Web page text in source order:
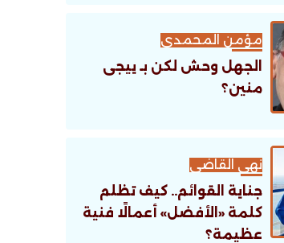
مؤمن المحمدى
الجهل وحش لكن بـ ييجى
منين؟
نهى القاضى
جناية القوائم.. كيف تظلم
كلمة «الأفضل» أعمالًا فنية
عظيمة؟